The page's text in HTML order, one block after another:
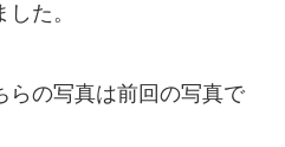
た。
らの写真は前回の写真で